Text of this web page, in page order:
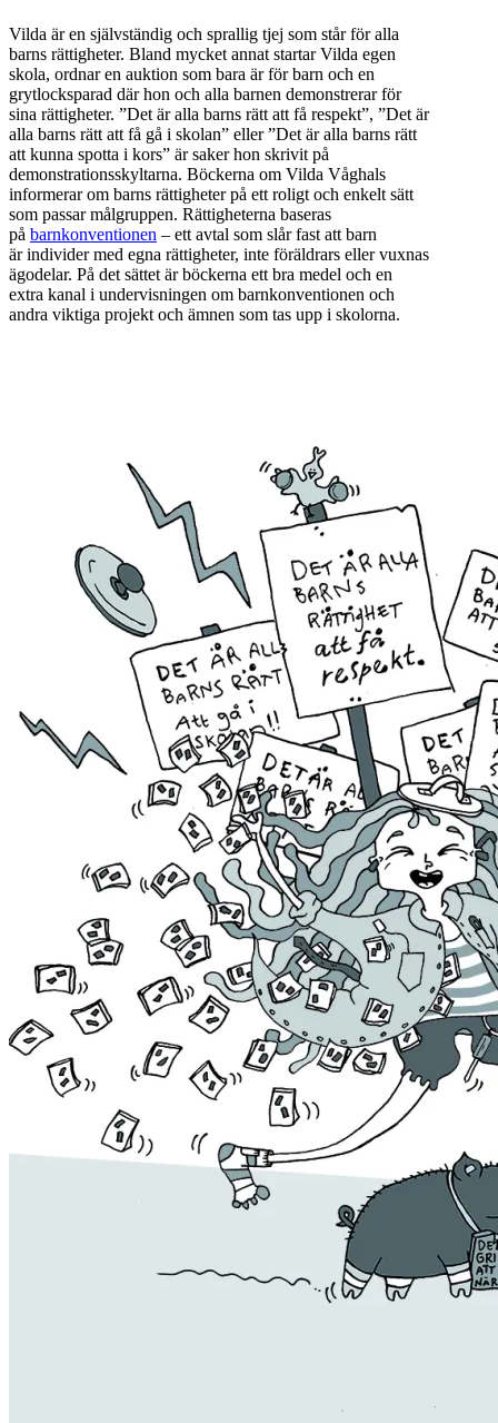
Vilda är en självständig och sprallig tjej som står för alla
barns rättigheter. Bland mycket annat startar Vilda egen
skola, ordnar en auktion som bara är för barn och en
grytlocksparad där hon och alla barnen demonstrerar för
sina rättigheter. ”Det är alla barns rätt att få respekt”, ”Det är
alla barns rätt att få gå i skolan” eller ”Det är alla barns rätt
att kunna spotta i kors” är saker hon skrivit på
demonstrationsskyltarna. Böckerna om Vilda Våghals
informerar om barns rättigheter på ett roligt och enkelt sätt
som passar målgruppen. Rättigheterna baseras
på barnkonventionen – ett avtal som slår fast att barn
är individer med egna rättigheter, inte föräldrars eller vuxnas
ägodelar. På det sättet är böckerna ett bra medel och en
extra kanal i undervisningen om barnkonventionen och
andra viktiga projekt och ämnen som tas upp i skolorna.